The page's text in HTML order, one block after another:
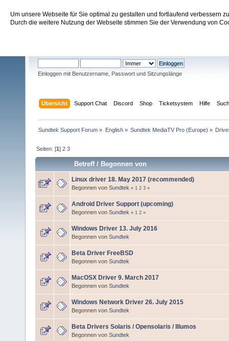
Um unsere Webseite für Sie optimal zu gestalten und fortlaufend verbessern
Durch die weitere Nutzung der Webseite stimmen Sie der Verwendung von
Sundtek Support Forum
Einloggen mit Benutzername, Passwort und Sitzungslänge
Übersicht Support Chat Discord Shop Ticketsystem Hilfe
Sundtek Support Forum » English» Sundtek MediaTV Pro (Europe) »
Seiten: [1]2 3
Betreff/Begonnen von
Linux driver 18. May 2017 (recommended)
Begonnen von Sundtek « 1 2 3 »
Android Driver Support (upcoming)
Begonnen von Sundtek « 1 2 »
Windows Driver 13. July 2016
Begonnen von Sundtek
Beta Driver FreeBSD
Begonnen von Sundtek
MacOSX Driver 9. March 2017
Begonnen von Sundtek
Windows Network Driver 26. July 2015
Begonnen von Sundtek
Beta Drivers Solaris / Opensolaris / Illumos
Begonnen von Sundtek